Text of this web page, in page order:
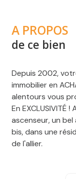
A PROPOS
de ce bien
Depuis 2002,
immobilier en
alentours vous
En EXCLUSIVITÉ
ascenseur, un
bis, dans une
de l'allier.